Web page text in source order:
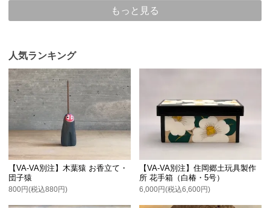
もっと見る
人気ランキング
【VA-VA別注】木葉猿 お香立て・
団子猿
800円(税込880円)
【VA-VA別注】住岡郷土玩具製作
所 花手箱（白椿・5号）
6,000円(税込6,600円)